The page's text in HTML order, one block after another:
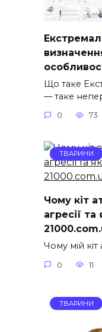
Що таке
— таке
0 73
ТВАРИНИ
Чому кіт
агресії
Чому мій кіт
0 11
ТВАРИНИ